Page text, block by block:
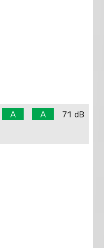
A A 71 dB